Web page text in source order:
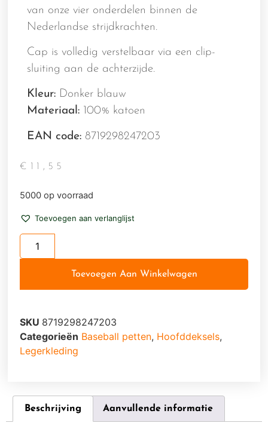
van onze vier onderdelen binnen de
Nederlandse strijdkrachten.
Cap is volledig verstelbaar via een clip-
sluiting aan de achterzijde.
Kleur: Donker blauw
Materiaal: 100% katoen
EAN code: 8719298247203
€ 11,55
5000 op voorraad
Toevoegen aan verlanglijst
Toevoegen Aan Winkelwagen
SKU 8719298247203
Categorieën Baseball petten, Hoofddeksels,
Legerkleding
Beschrijving Aanvullende informatie